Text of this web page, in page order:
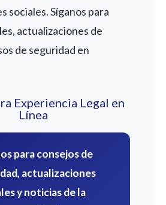
sociales. Síganos para
actualizaciones de
de seguridad en
Experiencia Legal en
Línea
para consejos de
actualizaciones
y noticias de la